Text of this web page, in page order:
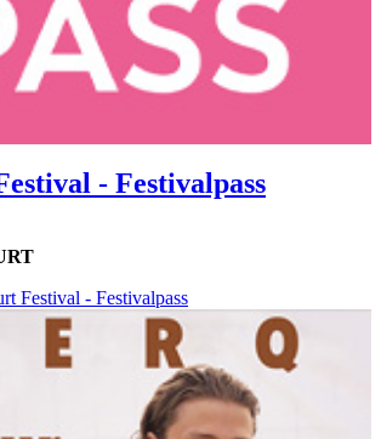
- Festivalpass
Festival - Festivalpass